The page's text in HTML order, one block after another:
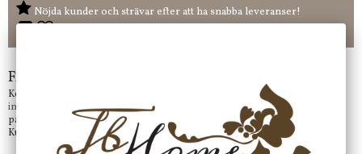
Nöjda kunder och strävar efter att ha snabba leveranser!
Frågor?
Kontakta oss på
info@jbhome.seVi svarar
på mail så fort vi kan.
Kundtjänst telefontid öppet vardagar mellan 10.00 - 15.00